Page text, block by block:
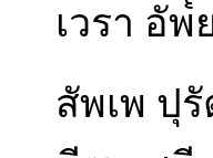
เวรา อั
สัพเพ ปุ